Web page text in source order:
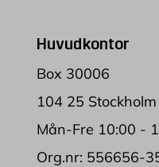
Huvudkontor
Box 30006
104 25 Stockholm
Mån-Fre 10:00 -
Org.nr: 556656-